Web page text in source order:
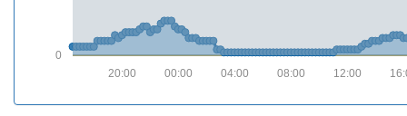
0
12:00
08:00
04:00
00:00
20:00